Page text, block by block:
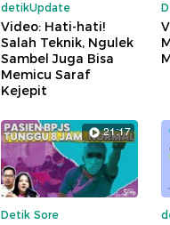
detikUpdate
Video: Hati-hati!
Salah Teknik, Ngulek
Sambel Juga Bisa
Memicu Saraf
Kejepit
21:17
Detik Sore